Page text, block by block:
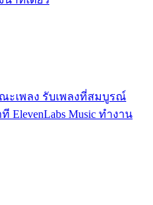
ะเพลง รับเพลงที่สมบูรณ์
ElevenLabs Music ทำงาน